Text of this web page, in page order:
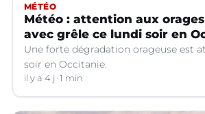
MÉTÉO
Météo : attention aux
avec grêle ce lundi soir en
Une forte dégradation orageuse est
soir en Occitanie.
il y a 4 j 1 min